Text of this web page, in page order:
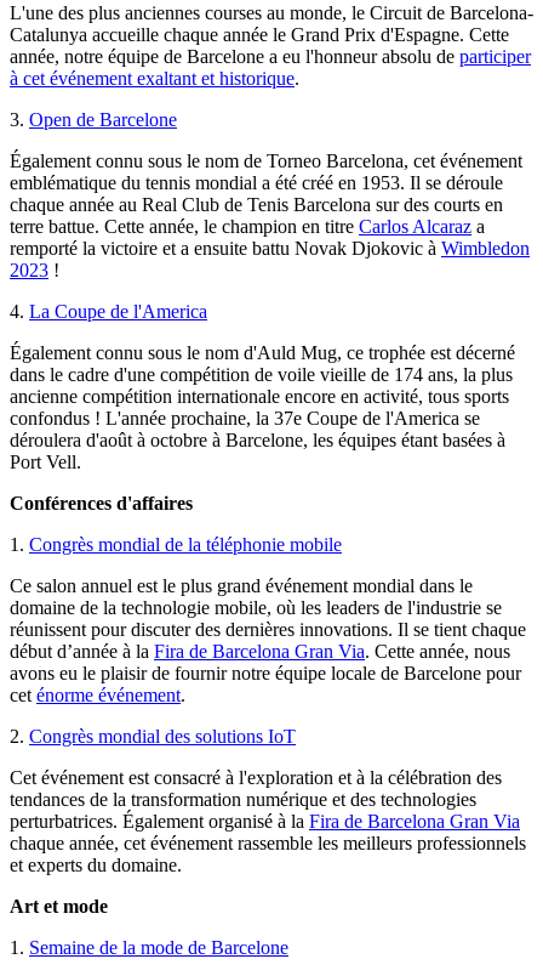
L'une des plus anciennes courses au monde, le Circuit de Barcelona-
Catalunya accueille chaque année le Grand Prix d'Espagne. Cette
année, notre équipe de Barcelone a eu l'honneur absolu de participer
à cet événement exaltant et historique.
3. Open de Barcelone
Également connu sous le nom de Torneo Barcelona, cet événement
emblématique du tennis mondial a été créé en 1953. Il se déroule
chaque année au Real Club de Tenis Barcelona sur des courts en
terre battue. Cette année, le champion en titre Carlos Alcaraz a
remporté la victoire et a ensuite battu Novak Djokovic à Wimbledon
2023 !
4. La Coupe de l'America
Également connu sous le nom d'Auld Mug, ce trophée est décerné
dans le cadre d'une compétition de voile vieille de 174 ans, la plus
ancienne compétition internationale encore en activité, tous sports
confondus ! L'année prochaine, la 37e Coupe de l'America se
déroulera d'août à octobre à Barcelone, les équipes étant basées à
Port Vell.
Conférences d'affaires
1. Congrès mondial de la téléphonie mobile
Ce salon annuel est le plus grand événement mondial dans le
domaine de la technologie mobile, où les leaders de l'industrie se
réunissent pour discuter des dernières innovations. Il se tient chaque
début d’année à la Fira de Barcelona Gran Via. Cette année, nous
avons eu le plaisir de fournir notre équipe locale de Barcelone pour
cet énorme événement.
2. Congrès mondial des solutions IoT
Cet événement est consacré à l'exploration et à la célébration des
tendances de la transformation numérique et des technologies
perturbatrices. Également organisé à la Fira de Barcelona Gran Via
chaque année, cet événement rassemble les meilleurs professionnels
et experts du domaine.
Art et mode
1. Semaine de la mode de Barcelone